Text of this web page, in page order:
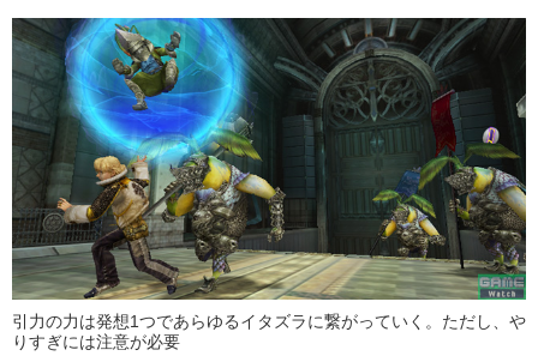
引力の力は発想1つであらゆるイタズラに繋がっていく。ただし、や
りすぎには注意が必要